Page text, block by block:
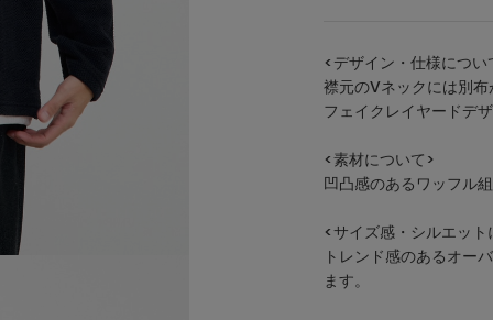
<デザイン・仕様につい
襟元のVネックには別
フェイクレイヤードデ
<素材について>
凹凸感のあるワッ
<サイズ感・シルエット
トレンド感のあるオー
ます。